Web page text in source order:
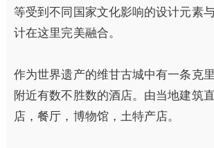
等受到不同国家文化影响的设计元素
计在这里完美融合。
作为世界遗产的维甘古城中有一条克
附近有数不胜数的酒店。由当地建筑
店，餐厅，博物馆，土特产店。